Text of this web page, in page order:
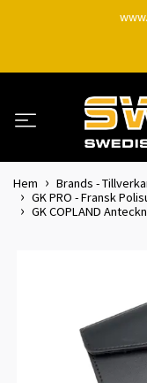
Hem
Brands -
GK PRO - Fransk
GK COPLAND